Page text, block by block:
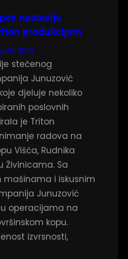
nastavlja
produkcijom
29, 2023
stečenog
Junuzović
djeluje nekoliko
poslovnih
je Triton
radova na
Višća, Rudnika
Živinicama. Sa
mašinama i iskusnim
Junuzović
operacijama na
kopu.
izvrsnosti,